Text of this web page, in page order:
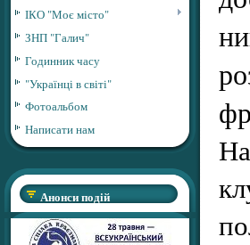
ІКО "Моє місто"
ЗНП "Галич"
Годинник часу
"Українці в світі"
Фотоальбом
Написати нам
Анонси подій